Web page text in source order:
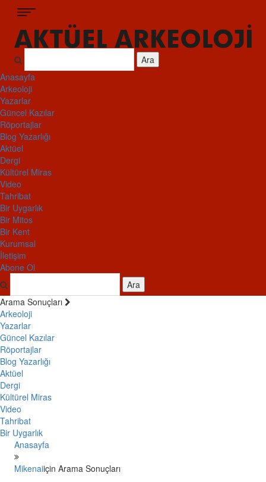
Ara
Anasayfa
Arkeoloji
Yazarlar
Güncel Kazılar
Röportajlar
Blog Yazarlığı
Aktüel
Dergi
Kültürel Miras
Video
Tahribat
Bir Uygarlık
Bir Mitos
Bir Kent
Kurumsal
İletişim
Abone Ol
Ara
Arama Sonuçları
Arkeoloji
Yazarlar
Güncel Kazılar
Röportajlar
Blog Yazarlığı
Aktüel
Dergi
Kültürel Miras
Video
Tahribat
Bir Uygarlık
Anasayfa
Mikenaiiçin Arama Sonuçları